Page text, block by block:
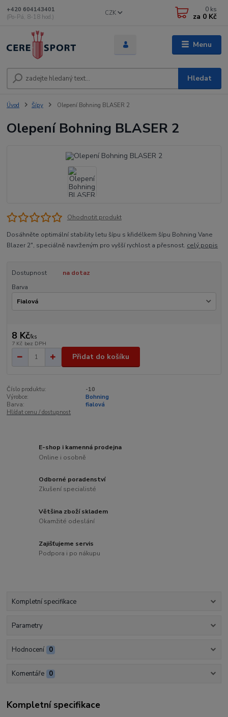
Menu
CZK
Hledat
+420 604143401
(Po-Pá, 8-18 hod.)
0 ks
za 0 Kč
Úvod Šípy Olepení Bohning BLASER 2
Olepení Bohning BLASER 2
Ohodnotit produkt
Dosáhněte optimální stability letu šípu s křidélkem šípu Bohning Vane
Blazer 2", speciálně navrženým pro vyšší rychlost a přesnost. celý popis
Dostupnost
na dotaz
Barva
8 Kč/ks
7 Kč bez DPH
Přidat do košíku
Číslo produktu:
-10
Výrobce:
Bohning
Barva:
fialová
Hlídat cenu / dostupnost
E-shop i kamenná prodejna
Online i osobně
Odborné poradenství
Zkušení specialisté
Většina zboží skladem
Okamžité odeslání
Zajišťujeme servis
Podpora i po nákupu
Kompletní specifikace
Parametry
Hodnocení 0
Komentáře 0
Kompletní specifikace